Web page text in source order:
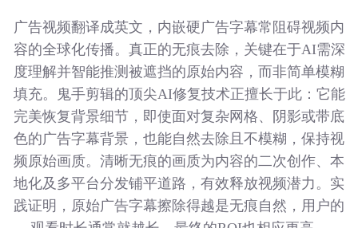
广告视频翻译成英文，内嵌硬广告字幕常阻碍视频内
容的全球化传播。真正的无痕去除，关键在于AI需深
度理解并智能推测被遮挡的原始内容，而非简单模糊
填充。鬼手剪辑的顶尖AI修复技术正擅长于此：它能
完美恢复背景细节，即使面对复杂网格、阴影或带底
色的广告字幕背景，也能自然去除且不模糊，保持视
频原始画质。清晰无痕的画质为内容的二次创作、本
地化及多平台分发铺平道路，有效释放视频潜力。实
践证明，原始广告字幕擦除得越是无痕自然，用户的